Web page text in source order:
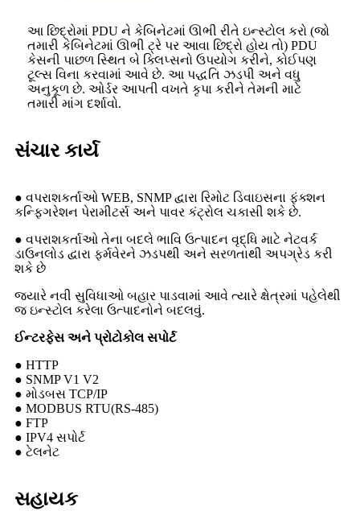
આ છિદ્રોમાં PDU ને કેબિનેટમાં ઊભી રીતે ઇન્સ્ટોલ કરો (જો
તમારી કેબિનેટમાં ઊભી ટ્રે પર આવા છિદ્રો હોય તો) PDU
કેસની પાછળ સ્થિત બે ક્લિપ્સનો ઉપયોગ કરીને, કોઈપણ
ટૂલ્સ વિના કરવામાં આવે છે. આ પદ્ધતિ ઝડપી અને વધુ
અનુકૂળ છે. ઓર્ડર આપતી વખતે કૃપા કરીને તેમની માટે
તમારી માંગ દર્શાવો.
સંચાર કાર્ય
● વપરાશકર્તાઓ WEB, SNMP દ્વારા રિમોટ ડિવાઇસના ફંક્શન
કન્ફિગરેશન પેરામીટર્સ અને પાવર કંટ્રોલ ચકાસી શકે છે.
● વપરાશકર્તાઓ તેના બદલે ભાવિ ઉત્પાદન વૃદ્ધિ માટે નેટવર્ક
ડાઉનલોડ દ્વારા ફર્મવેરને ઝડપથી અને સરળતાથી અપગ્રેડ કરી
શકે છે
જ્યારે નવી સુવિધાઓ બહાર પાડવામાં આવે ત્યારે ક્ષેત્રમાં પહેલેથી
જ ઇન્સ્ટોલ કરેલા ઉત્પાદનોને બદલવું.
ઈન્ટરફેસ અને પ્રોટોકોલ સપોર્ટ
● HTTP
● SNMP V1 V2
● મોડબસ TCP/IP
● MODBUS RTU(RS-485)
● FTP
● IPV4 સપોર્ટ
● ટેલનેટ
સહાયક